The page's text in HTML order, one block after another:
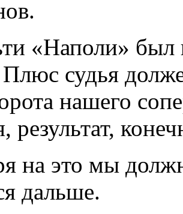
«Наполи» был
судья
нашего
результат,
на это мы
дальше.